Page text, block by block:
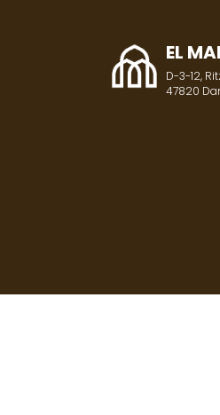
EL
D-3-12,
47820